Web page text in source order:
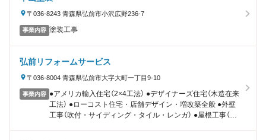
〒036-8243 青森県弘前市小沢広野236-7
事業内容 塗装工事
弘前リフォームサービス
〒036-8004 青森県弘前市大字大町一丁目9-10
事業内容 ●アメリカ輸入住宅（2×4工法） ●デザイナーズ住宅（木造在来
工法） ●ローコスト住宅・店舗デザイン・増改築全般 ●外壁
工事（吹付・サイディング・タイル・レンガ） ●屋根工事（無